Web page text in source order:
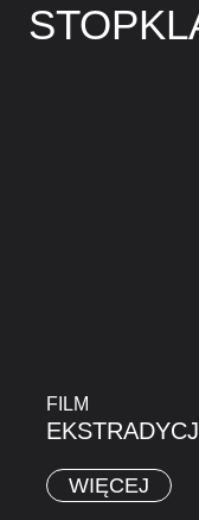
FILM
WIĘCEJ